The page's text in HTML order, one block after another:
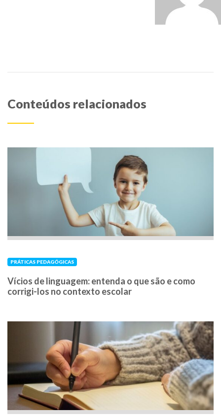
Conteúdos relacionados
PRÁTICAS PEDAGÓGICAS
Vícios de linguagem: entenda o que são e como
corrigi-los no contexto escolar